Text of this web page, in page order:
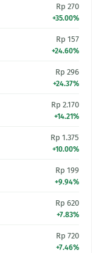
Rp 270
+35.00%
Rp 157
+24.60%
Rp 296
+24.37%
Rp 2.170
+14.21%
Rp 1.375
+10.00%
Rp 199
+9.94%
Rp 620
+7.83%
Rp 720
+7.46%